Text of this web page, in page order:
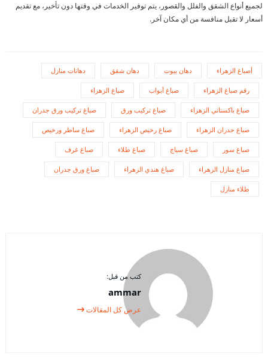
لجميع أنواع الشقق والفلل والقصور، يتم توفير الخدمات في وقتها دون تأخير، مع تقديم
أسعار لا تقبل منافسة من أي مكان آخر.
أصباغ الزهراء دهان بيوت دهان شقق دهانات منازل
رقم صباغ الزهراء صباغ أبواب صباغ الزهراء
صباغ باكستاني الزهراء صباغ تركيب ورق صباغ تركيب ورق جدران
صباغ جدران الزهراء صباغ رخيص الزهراء صباغ ساطر ورخيص
صباغ سور صباغ سياج صباغ طلاء صباغ غرف
صباغ منازل الزهراء صباغ هندي الزهراء صباغ ورق جدران
طلاء منازل
كتب من قبل:
ammar
عرض كل المقالات